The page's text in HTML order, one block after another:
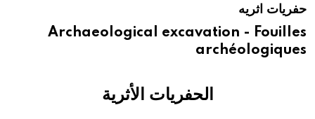
هيئة الموسوعة العربية تطلق موسوعات جديدة في عام 2026حفريات اثريه
Archaeological excavation - Fouilles
archéologiques
الحفريات الأثرية